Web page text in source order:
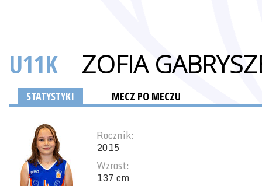
U11K ZOFIA
STATYSTYKI MECZ PO MECZU
Rocznik:
2015
Wzrost:
137 cm